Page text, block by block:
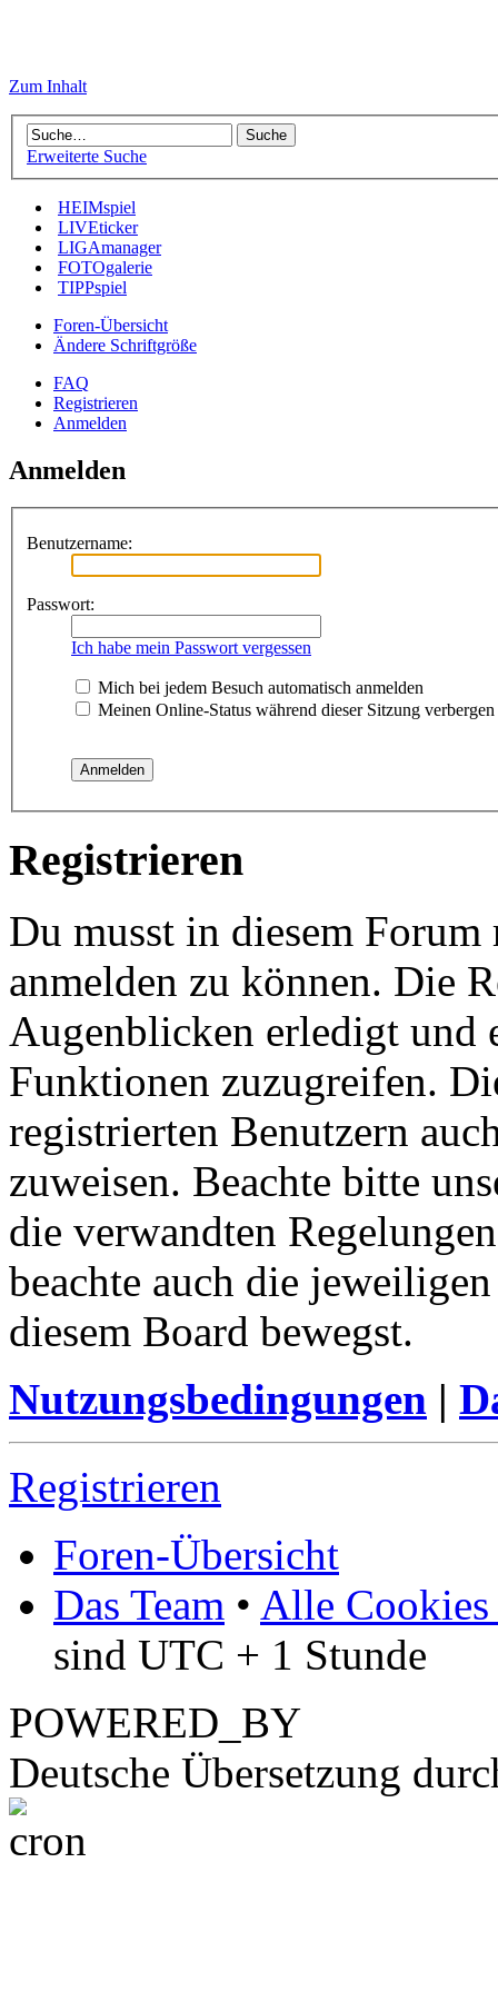
Zum Inhalt
Erweiterte Suche
HEIMspiel
LIVEticker
LIGAmanager
FOTOgalerie
TIPPspiel
Foren-Übersicht
Ändere Schriftgröße
FAQ
Registrieren
Anmelden
Anmelden
Benutzername:
Passwort:
Ich habe mein Passwort vergessen
Mich bei jedem Besuch automatisch anmelden
Meinen Online-Status während dieser Sitzung verbergen
Registrieren
Du musst in diesem
anmelden zu können. Die
Augenblicken erledigt und
Funktionen zuzugreifen.
registrierten Benutzern
zuweisen. Beachte bitte
die verwandten
beachte auch die
diesem Board bewegst.
Nutzungsbedingungen |
Registrieren
Foren-Übersicht
Das Team • Alle Cookies
sind UTC + 1 Stunde
POWERED_BY
Deutsche Übersetzung